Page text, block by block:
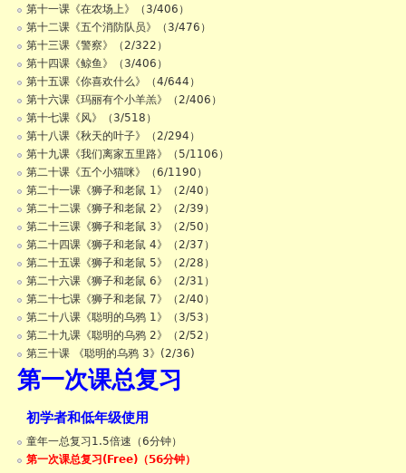
第十一课《在农场上》（3/406）
第十二课《五个消防队员》（3/476）
第十三课《警察》（2/322）
第十四课《鲸鱼》（3/406）
第十五课《你喜欢什么》（4/644）
第十六课《玛丽有个小羊羔》（2/406）
第十七课《风》（3/518）
第十八课《秋天的叶子》（2/294）
第十九课《我们离家五里路》（5/1106）
第二十课《五个小猫咪》（6/1190）
第二十一课《狮子和老鼠 1》（2/40）
第二十二课《狮子和老鼠 2》（2/39）
第二十三课《狮子和老鼠 3》（2/50）
第二十四课《狮子和老鼠 4》（2/37）
第二十五课《狮子和老鼠 5》（2/28）
第二十六课《狮子和老鼠 6》（2/31）
第二十七课《狮子和老鼠 7》（2/40）
第二十八课《聪明的乌鸦 1》（3/53）
第二十九课《聪明的乌鸦 2》（2/52）
第三十课 《聪明的乌鸦 3》(2/36)
第一次课总复习
初学者和低年级使用
童年一总复习1.5倍速（6分钟）
第一次课总复习(Free)（56分钟）